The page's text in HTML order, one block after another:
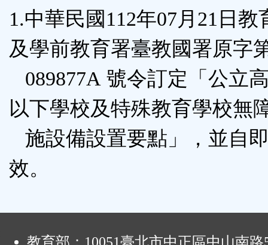
功
能
按
鈕
區
1.中華民國112年07月21日教
及學前教育署臺教國署原字
089877A 號令訂定「公立
以下學校及特殊教育學校無
施設備設置要點」，並自
效。